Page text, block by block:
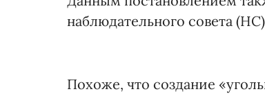
наблюдательного совета
Похоже, что создание